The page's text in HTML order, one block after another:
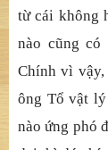
từ cái không
nào cũng
Chính vì vậy,
ông Tổ vật
nào ứng phó